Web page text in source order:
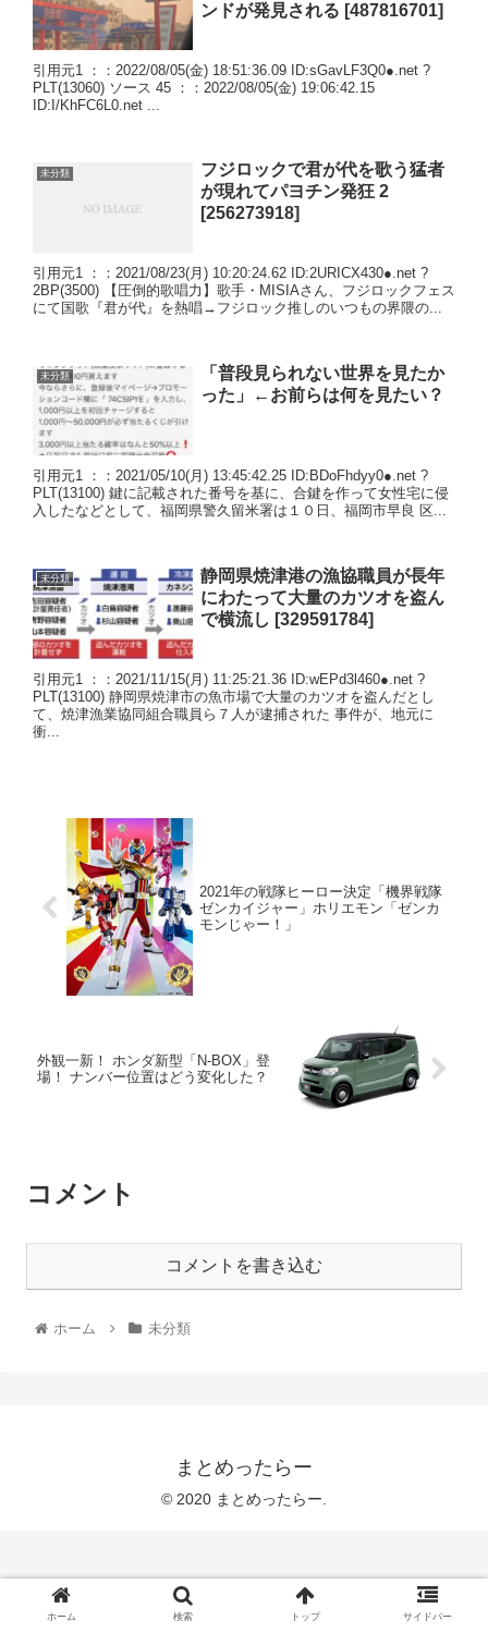
ンドが発見される [487816701]
引用元1 ：：2022/08/05(金) 18:51:36.09 ID:sGavLF3Q0●.net ?
PLT(13060) ソース 45 ：：2022/08/05(金) 19:06:42.15
ID:I/KhFC6L0.net ...
未分類
フジロックで君が代を歌う猛者
が現れてパヨチン発狂 2
[256273918]
引用元1 ：：2021/08/23(月) 10:20:24.62 ID:2URICX430●.net ?
2BP(3500) 【圧倒的歌唱力】歌手・MISIAさん、フジロックフェス
にて国歌『君が代』を熱唱→フジロック推しのいつもの界隈の...
未分類
「普段見られない世界を見たか
った」←お前らは何を見たい？
引用元1 ：：2021/05/10(月) 13:45:42.25 ID:BDoFhdyy0●.net ?
PLT(13100) 鍵に記載された番号を基に、合鍵を作って女性宅に侵
入したなどとして、福岡県警久留米署は１０日、福岡市早良 区...
未分類
静岡県焼津港の漁協職員が長年
にわたって大量のカツオを盗ん
で横流し [329591784]
引用元1 ：：2021/11/15(月) 11:25:21.36 ID:wEPd3l460●.net ?
PLT(13100) 静岡県焼津市の魚市場で大量のカツオを盗んだとし
て、焼津漁業協同組合職員ら７人が逮捕された 事件が、地元に
衝...
2021年の戦隊ヒーロー決定「機界戦隊
ゼンカイジャー」ホリエモン「ゼンカ
モンじゃー！」
外観一新！ ホンダ新型「N-BOX」登
場！ ナンバー位置はどう変化した？
コメント
コメントを書き込む
ホーム 未分類
まとめったらー
© 2020 まとめったらー.
ホーム 検索 トップ サイドバー